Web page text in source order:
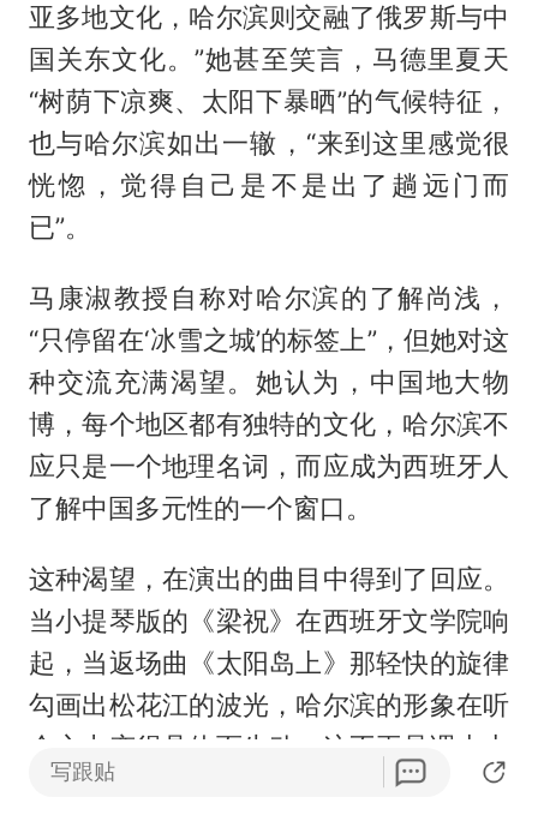
亚多地文化，哈尔滨则交融了俄罗斯与中
国关东文化。”她甚至笑言，马德里夏天
“树荫下凉爽、太阳下暴晒”的气候特征，
也与哈尔滨如出一辙，“来到这里感觉很
恍惚，觉得自己是不是出了趟远门而
已”。
马康淑教授自称对哈尔滨的了解尚浅，
“只停留在‘冰雪之城’的标签上”，但她对这
种交流充满渴望。她认为，中国地大物
博，每个地区都有独特的文化，哈尔滨不
应只是一个地理名词，而应成为西班牙人
了解中国多元性的一个窗口。
这种渴望，在演出的曲目中得到了回应。
当小提琴版的《梁祝》在西班牙文学院响
起，当返场曲《太阳岛上》那轻快的旋律
勾画出松花江的波光，哈尔滨的形象在听
众心中变得具体而生动。这不再是课本上
冰冷的“冰雪之城”，而是一座有温度、有
写跟贴